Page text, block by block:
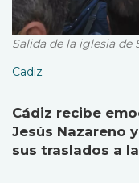
Salida de la iglesia de
Cadiz
Cádiz recibe
Jesús Nazareno
sus traslados a